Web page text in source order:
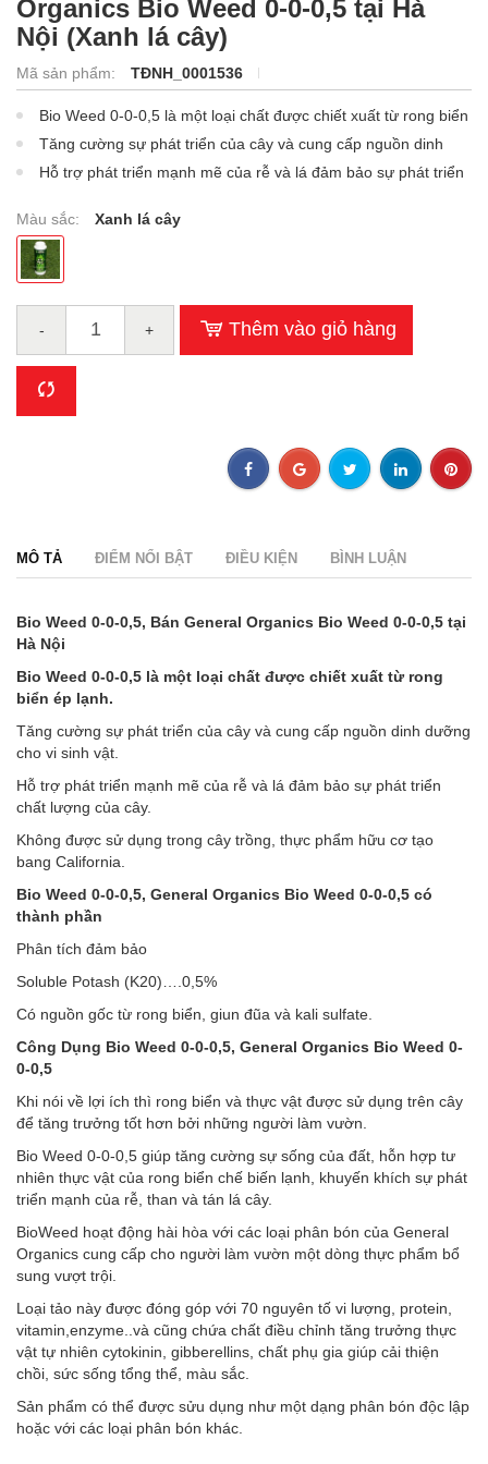
Organics Bio Weed 0-0-0,5 tại Hà
Nội (Xanh lá cây)
Mã sản phẩm: TĐNH_0001536
Bio Weed 0-0-0,5 là một loại chất được chiết xuất từ rong biển
Tăng cường sự phát triển của cây và cung cấp nguồn dinh
dưỡng cho vi sinh vật.
Hỗ trợ phát triển mạnh mẽ của rễ và lá đảm bảo sự phát triển
Màu sắc:
Xanh lá cây
- + Thêm vào giỏ hàng
MÔ TẢ ĐIỂM NỔI BẬT ĐIỀU KIỆN BÌNH LUẬN
Bio Weed 0-0-0,5, Bán General Organics Bio Weed 0-0-0,5 tại
Hà Nội
Bio Weed 0-0-0,5 là một loại chất được chiết xuất từ rong
biển ép lạnh.
Tăng cường sự phát triển của cây và cung cấp nguồn dinh dưỡng
cho vi sinh vật.
Hỗ trợ phát triển mạnh mẽ của rễ và lá đảm bảo sự phát triển
chất lượng của cây.
Không được sử dụng trong cây trồng, thực phẩm hữu cơ tạo
bang California.
Bio Weed 0-0-0,5, General Organics Bio Weed 0-0-0,5 có
thành phần
Phân tích đảm bảo
Soluble Potash (K20)….0,5%
Có nguồn gốc từ rong biển, giun đũa và kali sulfate.
Công Dụng Bio Weed 0-0-0,5, General Organics Bio Weed 0-
0-0,5
Khi nói về lợi ích thì rong biển và thực vật được sử dụng trên cây
để tăng trưởng tốt hơn bởi những người làm vườn.
Bio Weed 0-0-0,5 giúp tăng cường sự sống của đất, hỗn hợp tư
nhiên thực vật của rong biển chế biến lạnh, khuyến khích sự phát
triển mạnh của rễ, than và tán lá cây.
BioWeed hoạt động hài hòa với các loại phân bón của General
Organics cung cấp cho người làm vườn một dòng thực phẩm bổ
sung vượt trội.
Loại tảo này được đóng góp với 70 nguyên tố vi lượng, protein,
vitamin,enzyme..và cũng chứa chất điều chỉnh tăng trưởng thực
vật tự nhiên cytokinin, gibberellins, chất phụ gia giúp cải thiện
chồi, sức sống tổng thể, màu sắc.
Sản phẩm có thể được sửu dụng như một dạng phân bón độc lập
hoặc với các loại phân bón khác.